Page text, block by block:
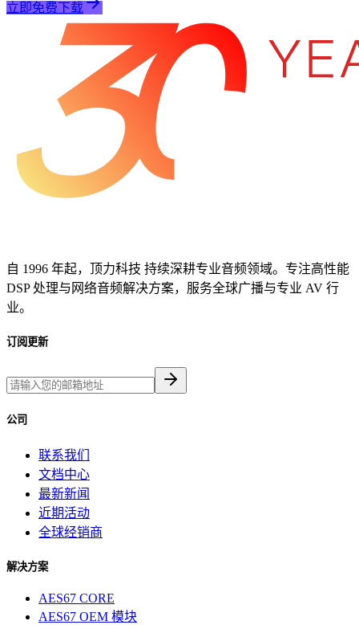
立即免费下载
自 1996 年起，顶力科技 持续深耕专业音频领域。专注高性能
DSP 处理与网络音频解决方案，服务全球广播与专业 AV 行
业。
订阅更新
公司
联系我们
文档中心
最新新闻
近期活动
全球经销商
解决方案
AES67 CORE
AES67 OEM 模块